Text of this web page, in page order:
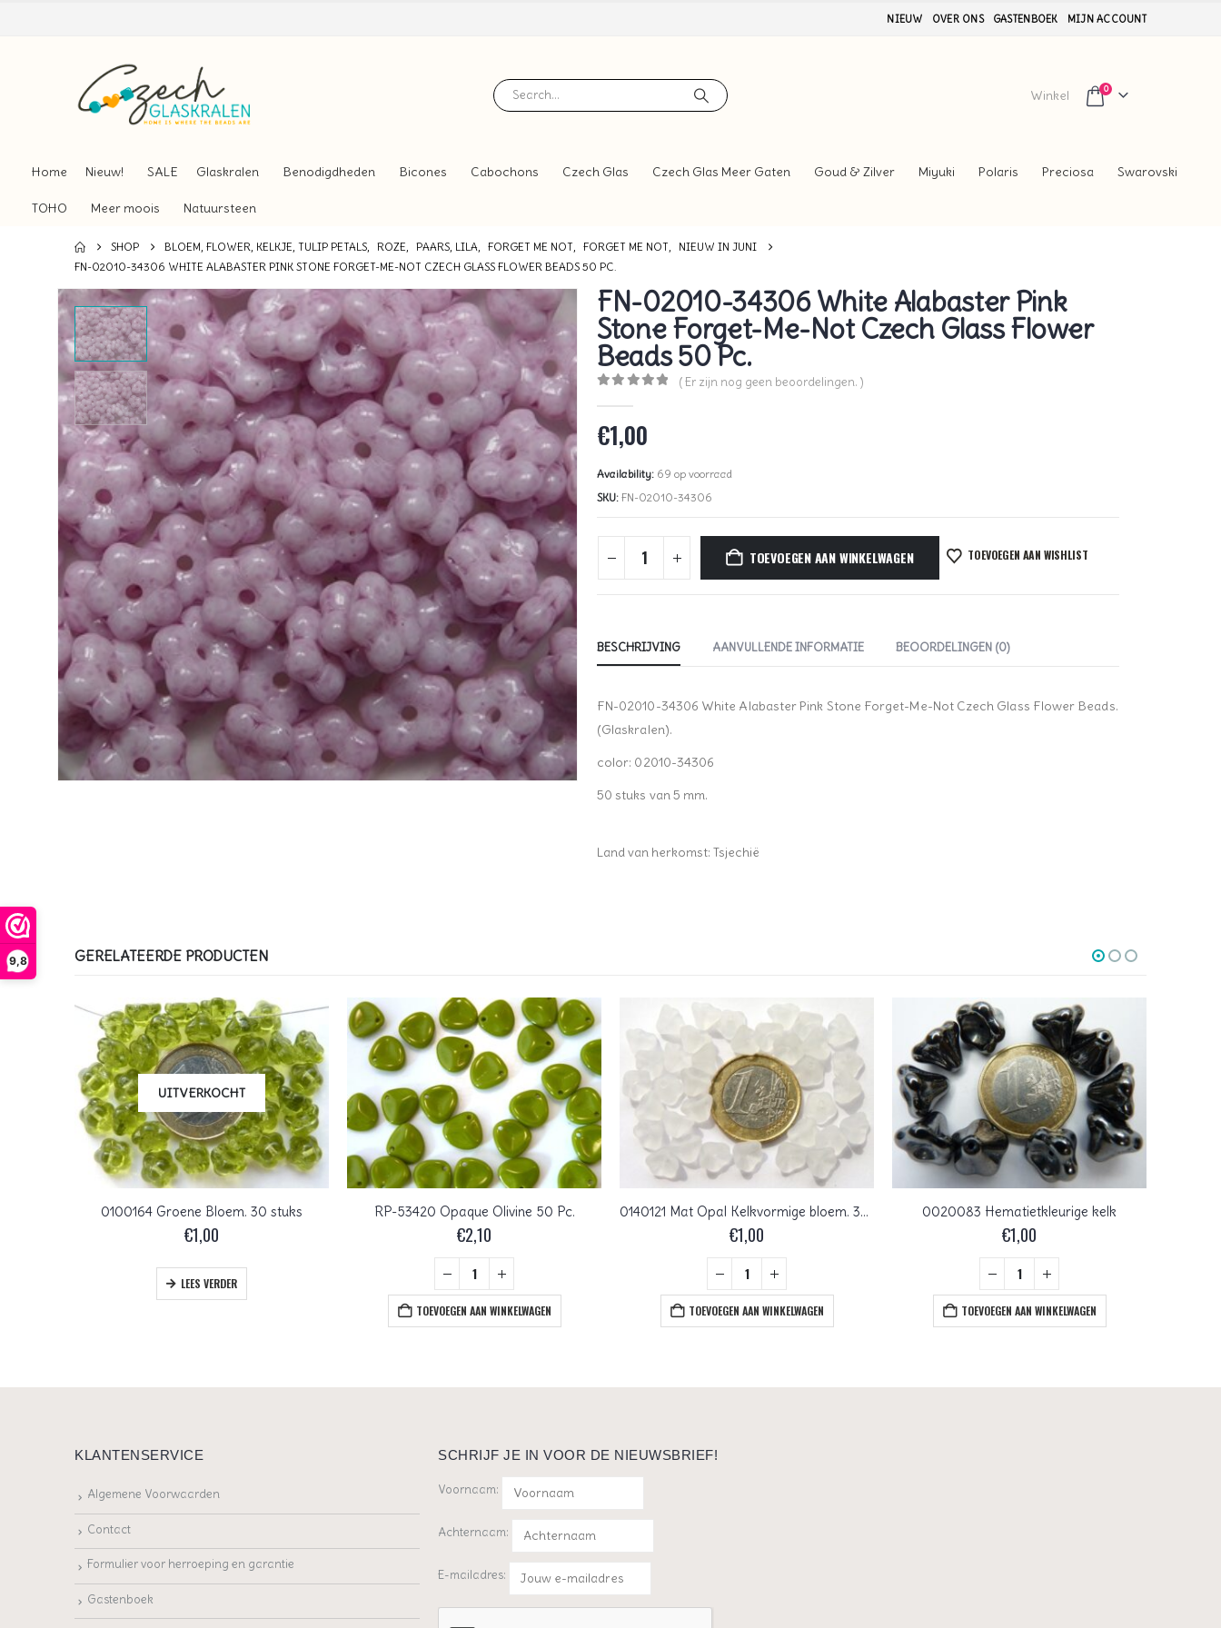
9,8
NIEUW OVER ONS GASTENBOEK MIJN ACCOUNT
Winkel 0
Home Nieuw! SALE Glaskralen Benodigdheden Bicones Cabochons Czech Glas Czech Glas Meer Gaten Goud & Zilver Miyuki Polaris Preciosa Swarovski
TOHO Meer moois Natuursteen
SHOP BLOEM, FLOWER, KELKJE, TULIP PETALS, ROZE, PAARS, LILA, FORGET ME NOT, FORGET ME NOT,
NIEUW IN JUNI
FN-02010-34306 WHITE ALABASTER PINK STONE FORGET-ME-NOT CZECH GLASS FLOWER BEADS 50 PC.
FN-02010-34306 White Alabaster Pink
Stone Forget-Me-Not Czech Glass Flower
Beads 50 Pc.
( Er zijn nog geen beoordelingen. )
€1,00
Availability: 69 op voorraad
SKU: FN-02010-34306
TOEVOEGEN AAN WINKELWAGEN TOEVOEGEN AAN WISHLIST
BESCHRIJVING AANVULLENDE INFORMATIE BEOORDELINGEN (0)
FN-02010-34306 White Alabaster Pink Stone Forget-Me-Not Czech Glass Flower Beads.
(Glaskralen).
color: 02010-34306
50 stuks van 5 mm.
Land van herkomst: Tsjechië
GERELATEERDE PRODUCTEN
UITVERKOCHT
0100164 Groene Bloem. 30 stuks
€1,00
LEES VERDER
RP-53420 Opaque Olivine 50 Pc.
€2,10
TOEVOEGEN AAN WINKELWAGEN
0140121 Mat Opal Kelkvormige bloem. 35 St.
€1,00
TOEVOEGEN AAN WINKELWAGEN
0020083 Hematietkleurige kelk
€1,00
TOEVOEGEN AAN WINKELWAGEN
KLANTENSERVICE
Algemene Voorwaarden
Contact
Formulier voor herroeping en garantie
Gastenboek
SCHRIJF JE IN VOOR DE NIEUWSBRIEF!
Voornaam:
Achternaam:
E-mailadres: